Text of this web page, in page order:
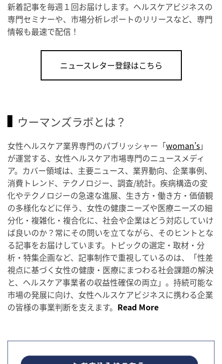
新着記事を毎週１回お届けします。ヘルスケアビジネスの
専門セミナーや、市場分析レポートのリリースなど、専門
情報も最速で配信！
ニュースレター登録はこちら
ウーマンズラボとは？
女性ヘルスケア業界専門のパブリッシャー「woman’s」
が運営する、女性ヘルスケア市場専門のニュースメディ
ア。カバー領域は、主要ニュース、業界動向、企業事例、
消費トレンド、テクノロジー、調査/統計。疾病構造の変
化やテクノロジーの急速な進展、生き方・働き方・価値観
の多様化などに伴う、女性の健康ニーズや医療ニーズの細
分化・複雑化・複合化に、社会や企業はどう対応していけ
ば良いのか？常にその問いを立てながら、そのヒントとな
る記事をお届けしています。トピックの選定・取材・分
析・特集企画など、記事制作で重視しているのは、「性差
視点に基づく女性の健康・医療にまつわる社会課題の解決
と、ヘルスケア事業者の収益性確保の両立」。持続可能な
市場の発展に向け、女性ヘルスケアビジネスに携わる企業
の皆様の事業判断を支えます。 Read More